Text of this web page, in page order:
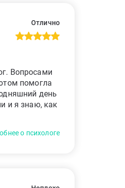
Отлично
Вопросами
помогла
день
и я знаю, как
о психологе